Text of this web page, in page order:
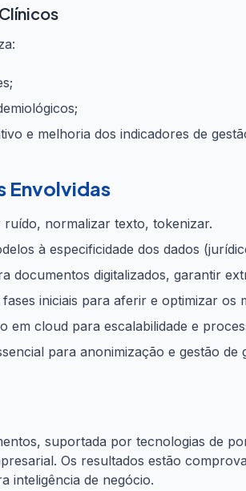
e melhoria dos indicadores de
Envolvidas
ruído, normalizar texto, tokenizar.
à especificidade dos dados
documentos digitalizados, garantir
iniciais para aferir e optimizar os
em cloud para escalabilidade e
para anonimização e gestão de
suportada por tecnologias de
Os resultados estão
inteligência de negócio.